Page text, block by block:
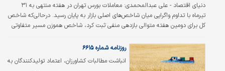
دنیای اقتصاد - علی عبدالمحمدی:
معاملات بورس تهران در هفته منتهی به ۳۱
تیرماه با تداوم واگرایی میان شاخص‌های اصلی بازار به پایان رسید. درحالی‌که شاخص
کل برای دومین هفته متوالی بازدهی منفی ثبت کرد، شاخص هموزن مسیر متفاوتی
که بازار سهام همچنان با خروج سرمایه مواجه است؛ درحالی‌که صندوق‌های
سرمایه‌گذاری، به‌ویژه صندوق‌های طلا، نقره و درآمد ثابت، مقصد بخش مهمی از
نقدینگی سرمایه‌گذاران بودند. این وضعیت نشان‌دهنده تغییر رفتار سرمایه‌گذاران در
انباشت مطالبات کشاورزان، اعتماد تولیدکنندگان به
روزنامه شماره ۶۶۱۵